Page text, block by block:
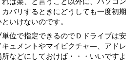
バリするときにどうしても一度初期
いけないのです。
位で指定できるのでＤドライブは安
ュメントやマイピクチャ―、アドレ
などにしておけば・・・いいですよ